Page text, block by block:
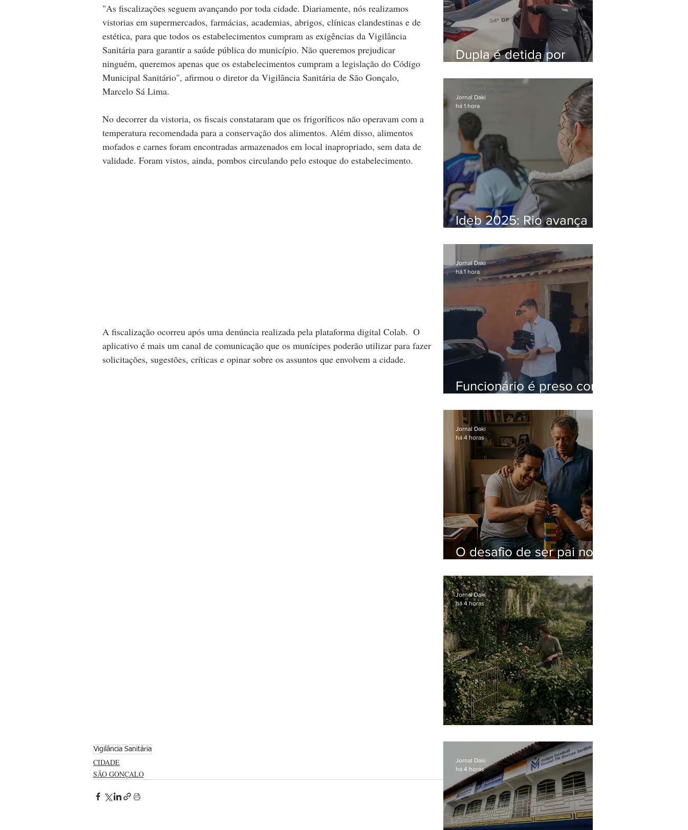
"As fiscalizações seguem avançando por toda cidade. Diariamente, nós realizamos
vistorias em supermercados, farmácias, academias, abrigos, clínicas clandestinas e de
estética, para que todos os estabelecimentos cumpram as exigências da Vigilância
Sanitária para garantir a saúde pública do município. Não queremos prejudicar
ninguém, queremos apenas que os estabelecimentos cumpram a legislação do Código
Municipal Sanitário", afirmou o diretor da Vigilância Sanitária de São Gonçalo,
Marcelo Sá Lima.
No decorrer da vistoria, os fiscais constataram que os frigoríficos não operavam com a
temperatura recomendada para a conservação dos alimentos. Além disso, alimentos
mofados e carnes foram encontradas armazenados em local inapropriado, sem data de
validade. Foram vistos, ainda, pombos circulando pelo estoque do estabelecimento.
A fiscalização ocorreu após uma denúncia realizada pela plataforma digital Colab.  O
aplicativo é mais um canal de comunicação que os munícipes poderão utilizar para fazer
solicitações, sugestões, críticas e opinar sobre os assuntos que envolvem a cidade.
Vigilância Sanitária
CIDADE
SÃO GONÇALO
Dupla é detida por
animais silvestres em
Bangu
Ideb 2025: Rio avança
acima da média nacional
Jornal Daki
há 1 hora
Funcionário é preso com
do Hospital do Andaraí
Jornal Daki
há 1 hora
O desafio de ser pai no
Jornal Daki
há 4 horas
Jornal Daki
há 4 horas
Jornal Daki
há 4 horas